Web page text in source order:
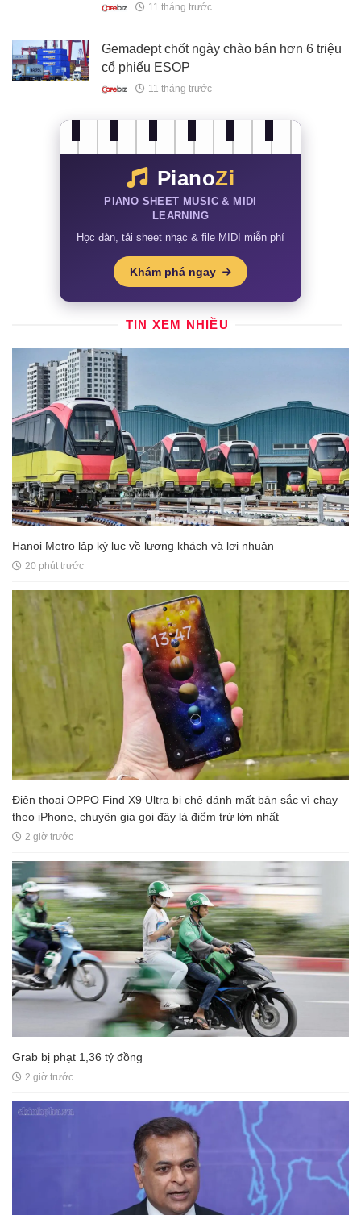
11 tháng trước
Gemadept chốt ngày chào bán hơn 6 triệu
cổ phiếu ESOP
11 tháng trước
PianoZi
PIANO SHEET MUSIC & MIDI
LEARNING
Học đàn, tải sheet nhạc & file MIDI miễn phí
Khám phá ngay
TIN XEM NHIỀU
Hanoi Metro lập kỷ lục về lượng khách và lợi nhuận
20 phút trước
Điện thoại OPPO Find X9 Ultra bị chê đánh mất bản sắc vì chạy
theo iPhone, chuyên gia gọi đây là điểm trừ lớn nhất
2 giờ trước
Grab bị phạt 1,36 tỷ đồng
2 giờ trước